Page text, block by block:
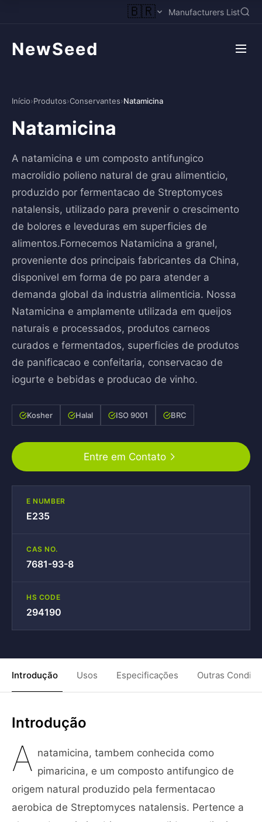
🇧🇷 Manufacturers List
NewSeed
Início›Produtos›Conservantes›Natamicina
Natamicina
A natamicina e um composto antifungico
macrolidio polieno natural de grau alimenticio,
produzido por fermentacao de Streptomyces
natalensis, utilizado para prevenir o crescimento
de bolores e leveduras em superficies de
alimentos.Fornecemos Natamicina a granel,
proveniente dos principais fabricantes da China,
disponivel em forma de po para atender a
demanda global da industria alimenticia. Nossa
Natamicina e amplamente utilizada em queijos
naturais e processados, produtos carneos
curados e fermentados, superficies de produtos
de panificacao e confeitaria, conservacao de
iogurte e bebidas e producao de vinho.
Kosher Halal ISO 9001 BRC
Entre em Contato
E NUMBER
E235
CAS NO.
7681-93-8
HS CODE
294190
Introdução Usos Especificações Outras
Introdução
A natamicina, tambem conhecida como
pimaricina, e um composto antifungico de
origem natural produzido pela fermentacao
aerobica de Streptomyces natalensis. Pertence a